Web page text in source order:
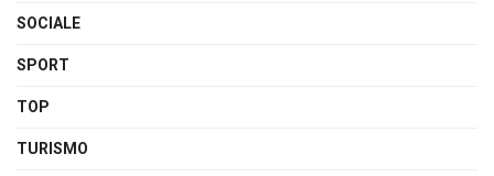
SOCIALE
SPORT
TOP
TURISMO